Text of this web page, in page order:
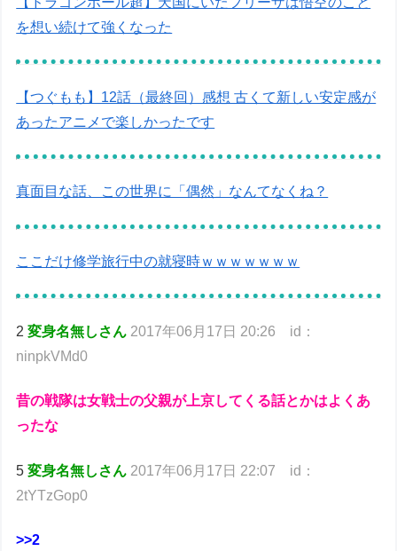
を想い続けて強くなった
【つぐもも】12話（最終回）感想 古くて新しい安定感が
あったアニメで楽しかったです
真面目な話、この世界に「偶然」なんてなくね？
ここだけ修学旅行中の就寝時ｗｗｗｗｗｗｗ
2変身名無しさん 2017年06月17日 20:26 id：
ninpkVMd0
昔の戦隊は女戦士の父親が上京してくる話とかはよくあ
ったな
5変身名無しさん 2017年06月17日 22:07 id：
2tYTzGop0
>>2